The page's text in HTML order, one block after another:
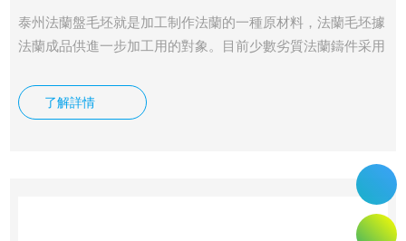
泰州法蘭盤毛坯就是加工制作法蘭的一種原材料，法蘭毛坯據
法蘭成品供進一步加工用的對象。目前少數劣質法蘭鑄件采用
造、精密鑄造、壓力鑄造、熔模鑄造成和離心鑄造等。缺點是
此類法蘭多采用“山西面包鐵”制作而成，在使用過程中易產生
作時選用必定的技能參數和要求進行出產和運用，確保可以依
了解詳情